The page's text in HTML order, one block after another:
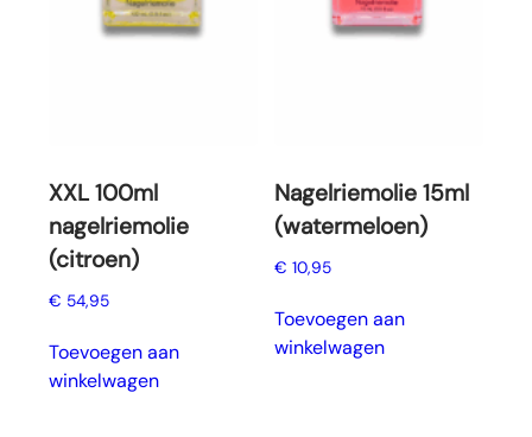
XXL 100ml
nagelriemolie
(citroen)
€ 54,95
Toevoegen aan
winkelwagen
Nagelriemolie 15ml
(watermeloen)
€ 10,95
Toevoegen aan
winkelwagen